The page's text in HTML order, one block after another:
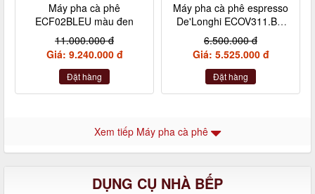
Máy pha cà phê
ECF02BLEU màu đen
11.000.000 đ
Giá: 9.240.000 đ
Đặt hàng
Máy pha cà phê espresso
De'Longhi ECOV311.BG
màu kem
6.500.000 đ
Giá: 5.525.000 đ
Đặt hàng
Xem tiếp Máy pha cà phê
DỤNG CỤ NHÀ BẾP